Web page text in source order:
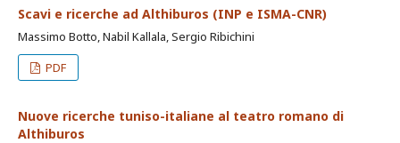
Scavi e ricerche ad Althiburos (INP e ISMA-CNR)
Massimo Botto, Nabil Kallala, Sergio Ribichini
PDF
Nuove ricerche tuniso-italiane al teatro romano di
Althiburos